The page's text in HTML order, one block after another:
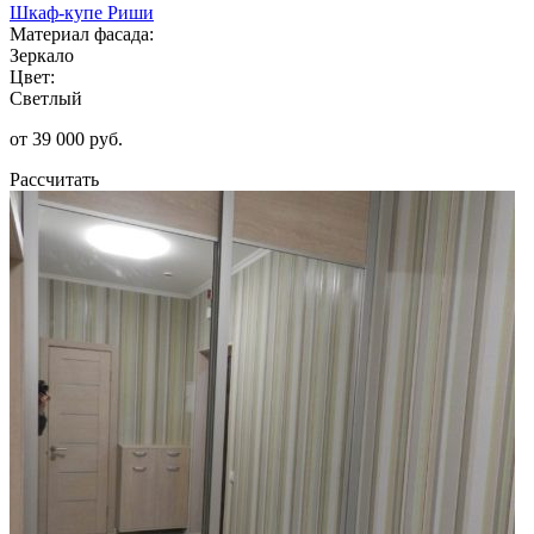
Шкаф-купе Риши
Материал фасада:
Зеркало
Цвет:
Светлый
от 39 000 руб.
Рассчитать